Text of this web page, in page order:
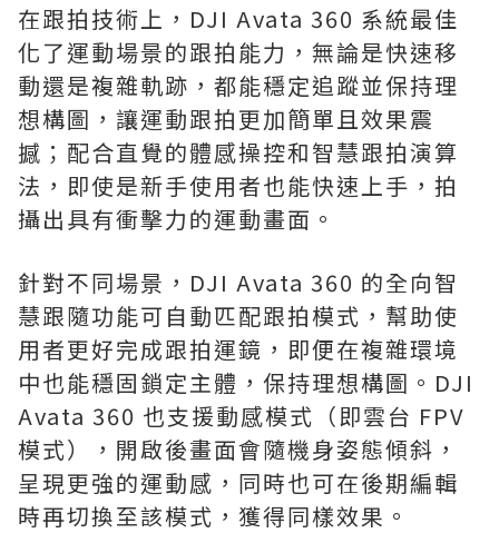
在跟拍技術上，DJI Avata 360 系統最佳
化了運動場景的跟拍能力，無論是快速移
動還是複雜軌跡，都能穩定追蹤並保持理
想構圖，讓運動跟拍更加簡單且效果震
撼；配合直覺的體感操控和智慧跟拍演算
法，即使是新手使用者也能快速上手，拍
攝出具有衝擊力的運動畫面。
針對不同場景，DJI Avata 360 的全向智
慧跟隨功能可自動匹配跟拍模式，幫助使
用者更好完成跟拍運鏡，即便在複雜環境
中也能穩固鎖定主體，保持理想構圖。DJI
Avata 360 也支援動感模式（即雲台 FPV
模式），開啟後畫面會隨機身姿態傾斜，
呈現更強的運動感，同時也可在後期編輯
時再切換至該模式，獲得同樣效果。